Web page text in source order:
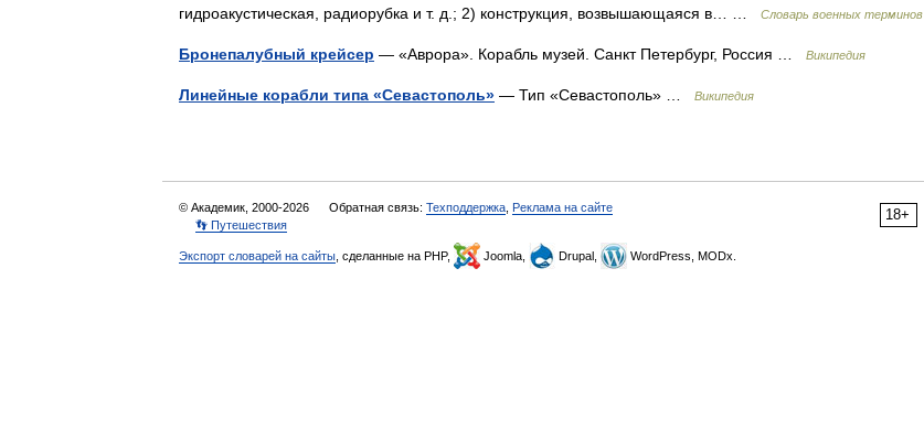
гидроакустическая, радиорубка и т. д.; 2) конструкция, возвышающаяся в… …
Словарь военных терминов
Бронепалубный крейсер — «Аврора». Корабль музей. Санкт Петербург, Россия … Википедия
Линейные корабли типа «Севастополь» — Тип «Севастополь» … Википедия
18+
© Академик, 2000-2026 Обратная связь: Техподдержка Реклама на сайте
👣 Путешествия
Экспорт словарей на сайты , сделанные на PHP, Joomla, Drupal, WordPress, MODx.